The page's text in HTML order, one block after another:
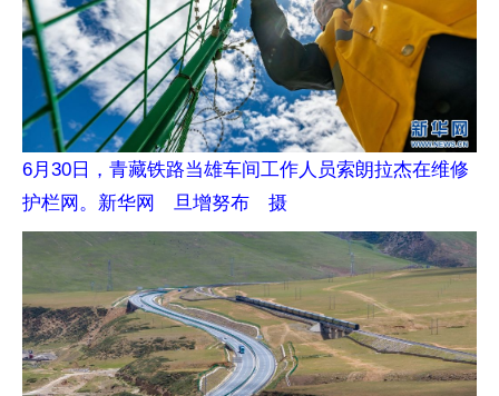
6月30日，青藏铁路当雄车间工作人员索朗拉杰在维修
护栏网。新华网 旦增努布 摄